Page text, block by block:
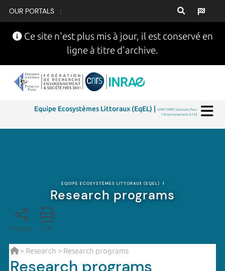
OUR PORTALS :
Ce site n'est plus mis à jour, il est conservé en
ligne à titre d'archive.
Equipe Ecosystèmes Littoraux (EqEL) |UMR CNRS Sciences Pour
l'Environnement 6134
EQUIPE ECOSYSTÈMES LITTORAUX (EQEL) |
Research programs
PARTAGE PDF
> Research > Research programs
Research programs